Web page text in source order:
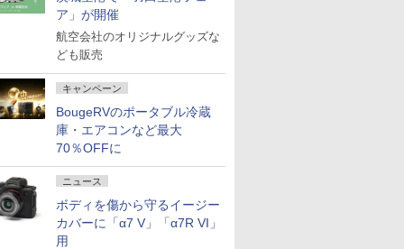
ア」が開催
航空会社のオリジナルグッズな
ども販売
キャンペーン
BougeRVのポータブル冷蔵
庫・エアコンなど最大
70％OFFに
ニュース
ボディを傷から守るイージー
カバーに「α7 V」「α7R VI」
用